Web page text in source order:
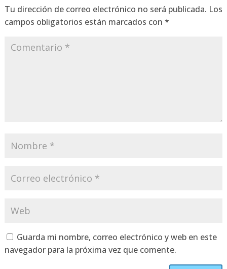
Tu dirección de correo electrónico no será publicada. Los
campos obligatorios están marcados con *
Guarda mi nombre, correo electrónico y web en este
navegador para la próxima vez que comente.